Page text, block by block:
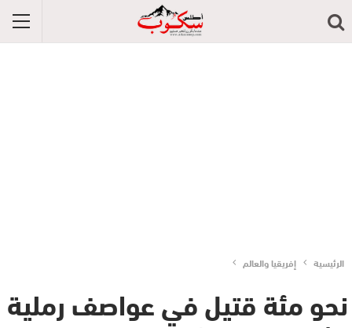
الرئيسية إفريقيا والعالم
نحو مئة قتيل في عواصف رملية